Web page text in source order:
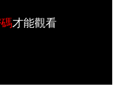
才能觀看